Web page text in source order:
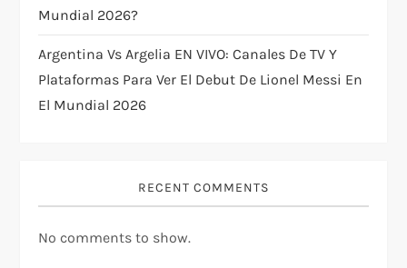
Mundial 2026?
Argentina Vs Argelia EN VIVO: Canales De TV Y
Plataformas Para Ver El Debut De Lionel Messi En
El Mundial 2026
RECENT COMMENTS
No comments to show.